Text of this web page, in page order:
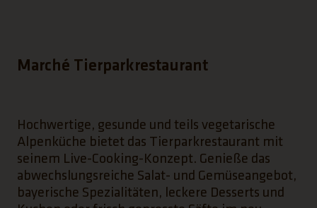
Marché Tierparkrestaurant
Hochwertige, gesunde und teils vegetarische
Alpenküche bietet das Tierparkrestaurant mit
seinem Live-Cooking-Konzept. Genieße das
abwechslungsreiche Salat- und Gemüseangebot,
bayerische Spezialitäten, leckere Desserts und